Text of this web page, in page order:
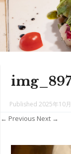
Published 2025年10
← Previous Next →